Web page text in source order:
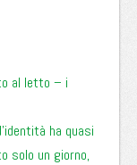
al letto – i
ha quasi
solo un giorno,